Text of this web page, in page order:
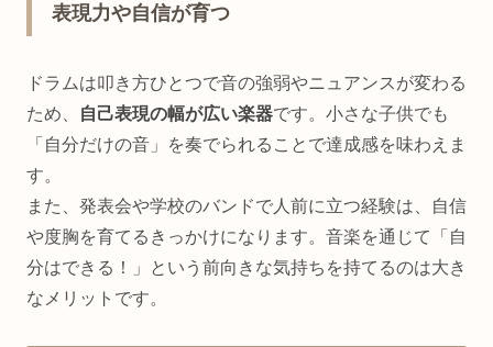
表現力や自信が育つ
ドラムは叩き方ひとつで音の強弱やニュアンスが変わる
ため、
自己表現の幅が広い楽器です。小さな子供でも
「自分だけの音」を奏でられることで達成感を味わえま
す。
また、発表会や学校のバンドで人前に立つ経験は、自信
や度胸を育てるきっかけになります。音楽を通じて「自
分はできる！」という前向きな気持ちを持てるのは大き
なメリットです。